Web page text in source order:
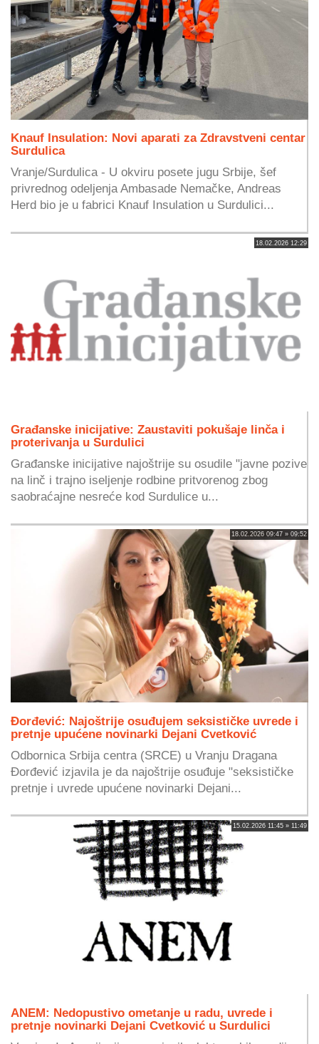
Knauf Insulation: Novi aparati za Zdravstveni centar
Surdulica
Vranje/Surdulica - U okviru posete jugu Srbije, šef
privrednog odeljenja Ambasade Nemačke, Andreas
Herd bio je u fabrici Knauf Insulation u Surdulici...
18.02.2026 12:29
Građanske inicijative: Zaustaviti pokušaje linča i
proterivanja u Surdulici
Građanske inicijative najoštrije su osudile "javne pozive
na linč i trajno iseljenje rodbine pritvorenog zbog
saobraćajne nesreće kod Surdulice u...
18.02.2026 09:47 » 09:52
Đorđević: Najoštrije osuđujem seksističke uvrede i
pretnje upućene novinarki Dejani Cvetković
Odbornica Srbija centra (SRCE) u Vranju Dragana
Đorđević izjavila je da najoštrije osuđuje "seksističke
pretnje i uvrede upućene novinarki Dejani...
15.02.2026 11:45 » 11:49
ANEM: Nedopustivo ometanje u radu, uvrede i
pretnje novinarki Dejani Cvetković u Surdulici